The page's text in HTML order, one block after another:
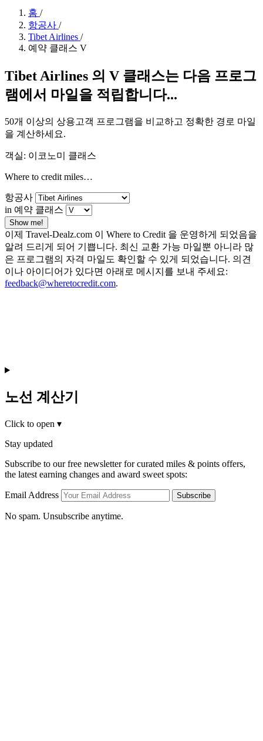
홈 /
항공사 /
Tibet Airlines /
예약 클래스 V
Tibet Airlines 의 V 클래스는 다음 프로그
램에서 마일을 적립합니다...
50개 이상의 상용고객 프로그램을 비교하고 정확한 경로 마일
을 계산하세요.
객실: 이코노미 클래스
Where to credit miles…
항공사
in 예약 클래스
Show me!
이제 Travel-Dealz.com 이 Where to Credit 을 운영하게 되었음을
알려 드리게 되어 기쁩니다. 최신 교환 가능 마일뿐 아니라 많
은 프로그램의 자격 마일도 확인할 수 있게 되었습니다. 의견
이나 아이디어가 있다면 아래로 메시지를 보내 주세요:
feedback@wheretocredit.com.
노선 계산기
Click to open ▾
Stay updated
Subscribe to our free newsletter for curated miles & points offers,
the latest earning changes and award sweet spots:
Email Address Subscribe
No spam. Unsubscribe anytime.